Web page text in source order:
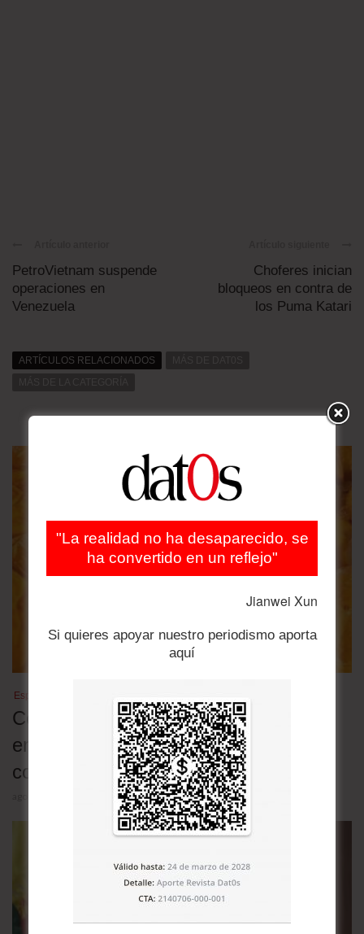
PetroVietnam suspende
operaciones en
Venezuela
Choferes inician
bloqueos en contra de
los Puma Katari
ARTÍCULOS RELACIONADOS
Especulación de precios
Comercializadores de pollo en
emergencia por alza de precio piden
control del gobierno
"La realidad no ha desaparecido, se
ha convertido en un reflejo"
Jianwei Xun
Si quieres apoyar nuestro periodismo aporta
aquí